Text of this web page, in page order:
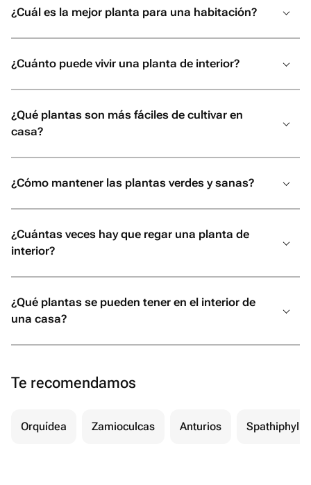
¿Cuál es la mejor planta para una habitación?
¿Cuánto puede vivir una planta de interior?
¿Qué plantas son más fáciles de cultivar en
casa?
¿Cómo mantener las plantas verdes y sanas?
¿Cuántas veces hay que regar una planta de
interior?
¿Qué plantas se pueden tener en el interior de
una casa?
Te recomendamos
Orquídea Zamioculcas Anturios